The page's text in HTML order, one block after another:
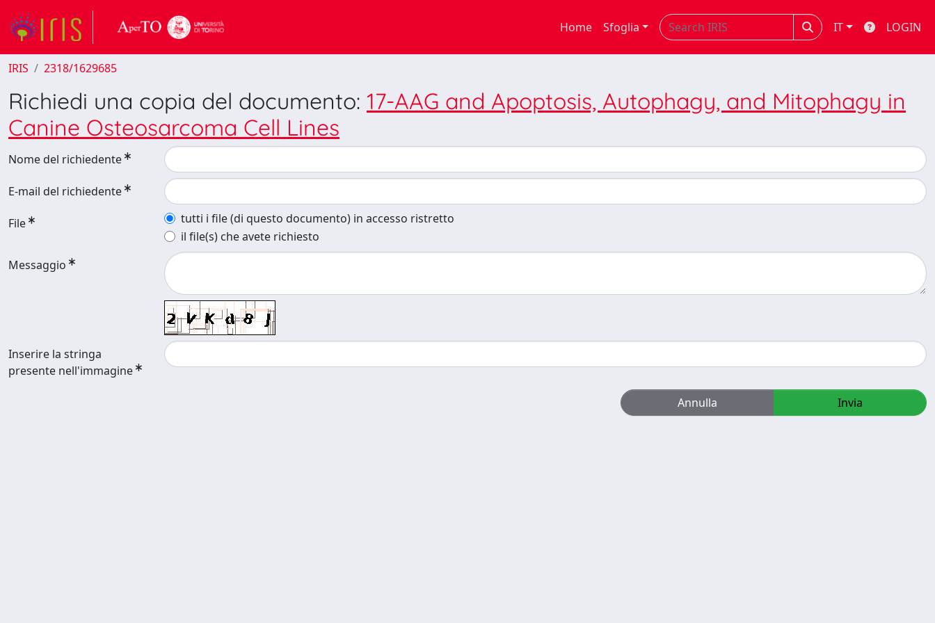
Home Sfoglia IT LOGIN
IRIS 2318/1629685
Richiedi una copia del documento: 17-AAG and Apoptosis, Autophagy, and Mitophagy in
Canine Osteosarcoma Cell Lines
Nome del richiedente
E-mail del richiedente
File
tutti i file (di questo documento) in accesso ristretto
il file(s) che avete richiesto
Messaggio
Inserire la stringa
presente nell'immagine
Annulla Invia